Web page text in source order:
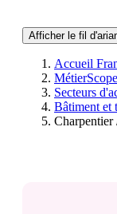
Afficher le fil
Accueil
MétierScope
Secteurs
Bâtiment et
Charpentier